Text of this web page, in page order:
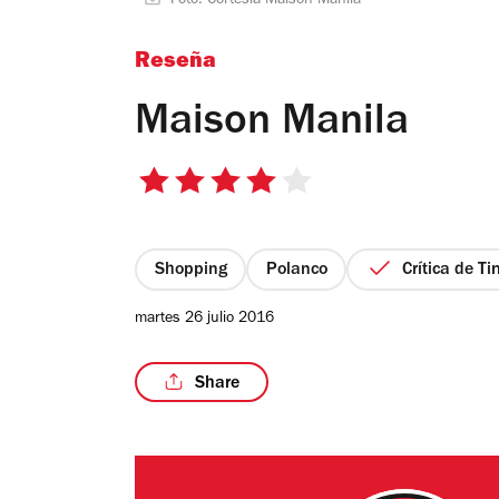
Reseña
Maison Manila
4
estrellas
Shopping Polanco Crítica de
martes 26 julio 2016
Share